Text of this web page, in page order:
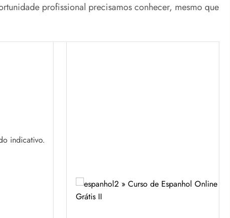
profissional precisamos conhecer, mesmo que
indicativo.